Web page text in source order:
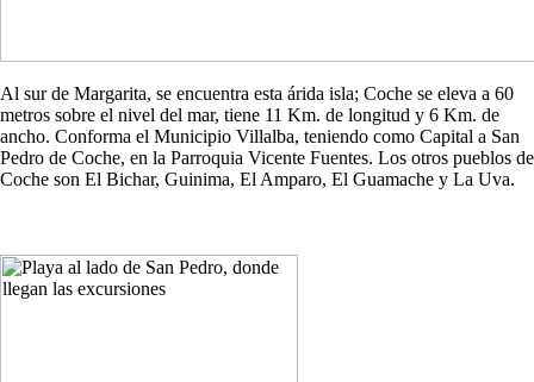
Al sur de Margarita, se encuentra esta árida isla; Coche se eleva a 60
metros sobre el nivel del mar, tiene 11 Km. de longitud y 6 Km. de
ancho. Conforma el Municipio Villalba, teniendo como Capital a San
Pedro de Coche, en la Parroquia Vicente Fuentes. Los otros pueblos de
Coche son El Bichar, Guinima, El Amparo, El Guamache y La Uva.